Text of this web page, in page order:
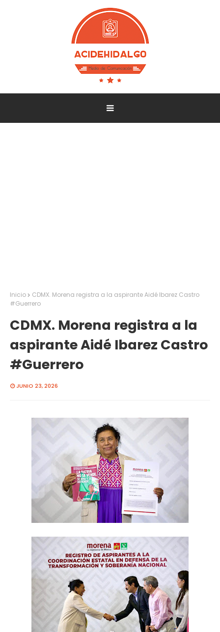
Inicio
CDMX. Morena registra a la aspirante Aidé Ibarez Castro
#Guerrero
CDMX. Morena registra a la
aspirante Aidé Ibarez Castro
#Guerrero
JUNIO 23, 2026